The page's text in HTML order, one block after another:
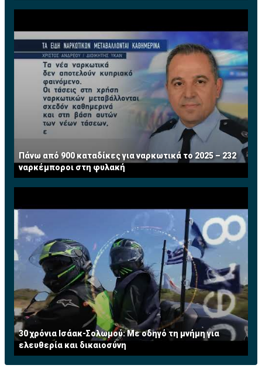
Πάνω από 900 καταδίκες για ναρκωτικά το 2025 – 232
ναρκέμποροι στη φυλακή
30 χρόνια Ισάακ-Σολωμού: Με οδηγό τη μνήμη για
ελευθερία και δικαιοσύνη